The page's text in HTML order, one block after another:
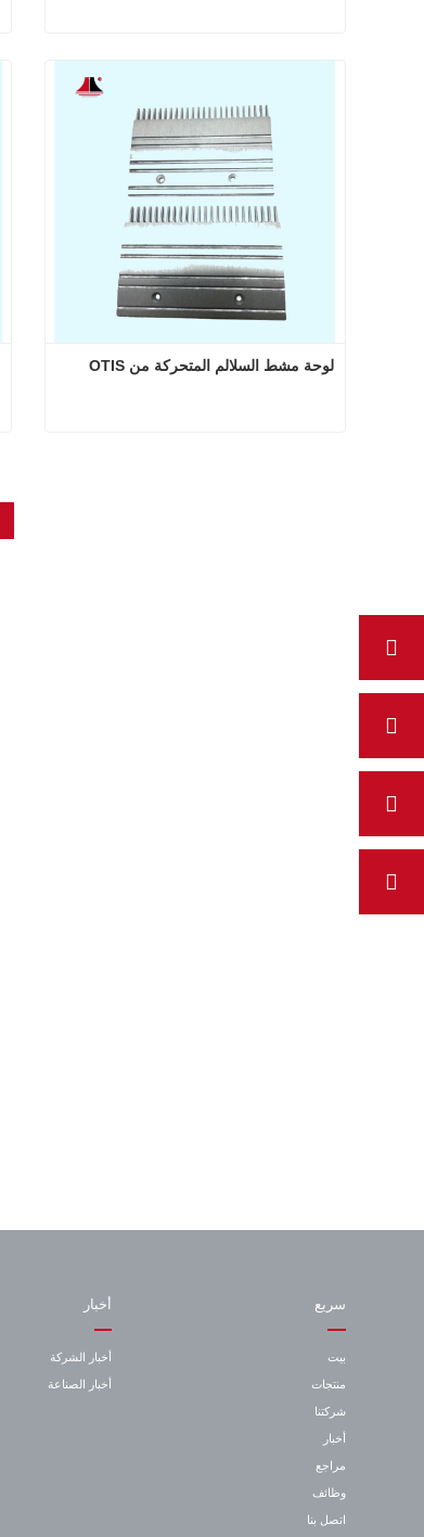
لوحة مشط هيونداي
لوحة مشط السلالم المتحركة من OTIS
أخبار
أخبار الشركة
أخبار الصناعة
سريع
بيت
منتجات
شركتنا
أخبار
مراجع
وظائف
اتصل بنا